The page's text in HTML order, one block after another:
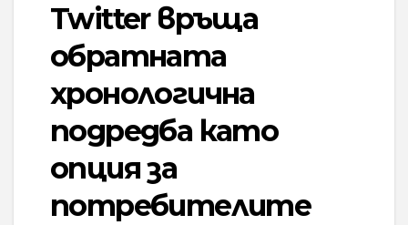
Twitter връща
обратната
хронологична
подредба като
опция за
потребителите